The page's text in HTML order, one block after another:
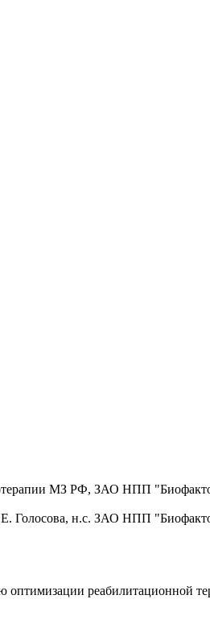
МЗ РФ, ЗАО НПП
Е. Голосова, н.с. ЗАО НПП
реабилитационной